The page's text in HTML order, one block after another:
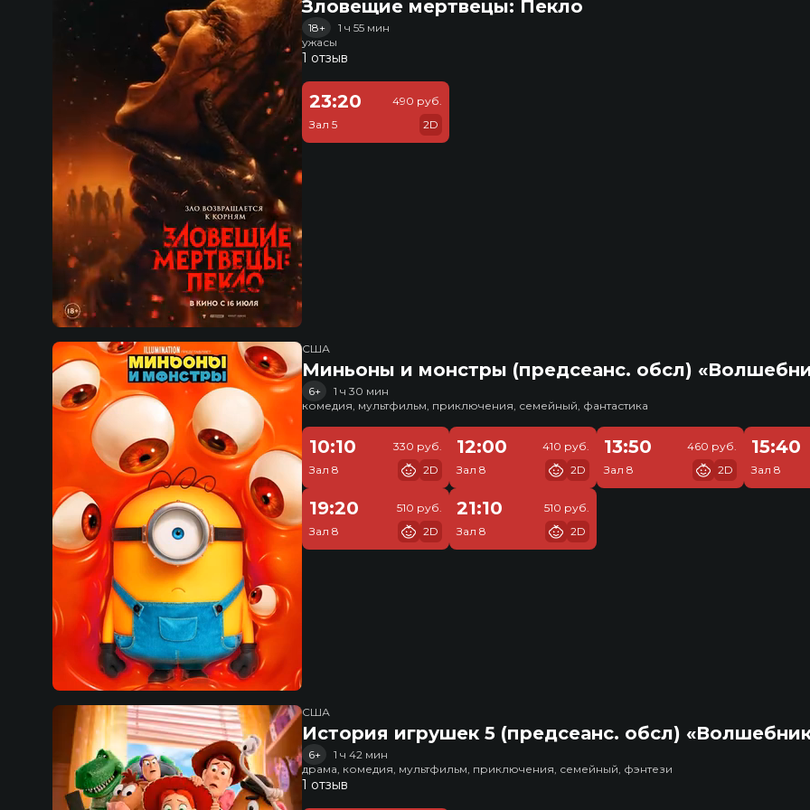
Зловещие мертвецы: Пекло
18+
1 ч 55 мин
ужасы
1 отзыв
23:20
Зал 5
490 руб.
2D
США
Миньоны и монстры (предсеанс. обсл)
6+
1 ч 30 мин
комедия, мультфильм, приключения, семейный, фантастика
10:10
Зал 8
330 руб.
2D
12:00
Зал 8
410 руб.
2D
13:50
Зал 8
460 руб.
2D
15:40
Зал 8
19:20
Зал 8
510 руб.
2D
21:10
Зал 8
510 руб.
2D
США
История игрушек 5 (предсеанс. обсл)
6+
1 ч 42 мин
драма, комедия, мультфильм, приключения, семейный, фэнтези
1 отзыв